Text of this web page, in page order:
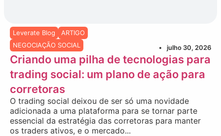
Leverate Blog
ARTIGO
NEGOCIAÇÃO SOCIAL
julho 30, 2026
Criando uma pilha de tecnologias para
trading social: um plano de ação para
corretoras
O trading social deixou de ser só uma novidade
adicionada a uma plataforma para se tornar parte
essencial da estratégia das corretoras para manter
os traders ativos, e o mercado...